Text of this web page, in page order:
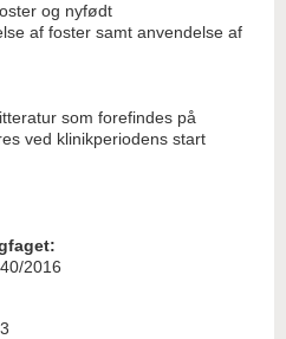
og nyfødt
af foster samt anvendelse af
som forefindes på
ved klinikperiodens start
2016